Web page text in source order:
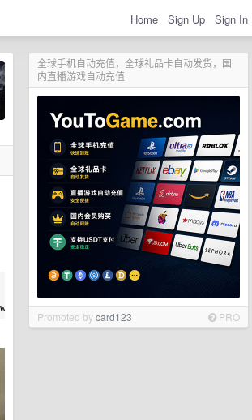
Home Sign Up Sign In
全球手机自动充值，全球礼品卡自动发货，国
内直播游戏自动充值
Promoted bycard123 PRO
data=YpAOcbLP7rTBLAc/gPxCiKaLASa17m2B3zg1FebfUY47LMM/nteukdxJiO1dRvjWHSimrQTvgE2Yg4DwctTe6w==#sbm=Vpyd1G5oAy